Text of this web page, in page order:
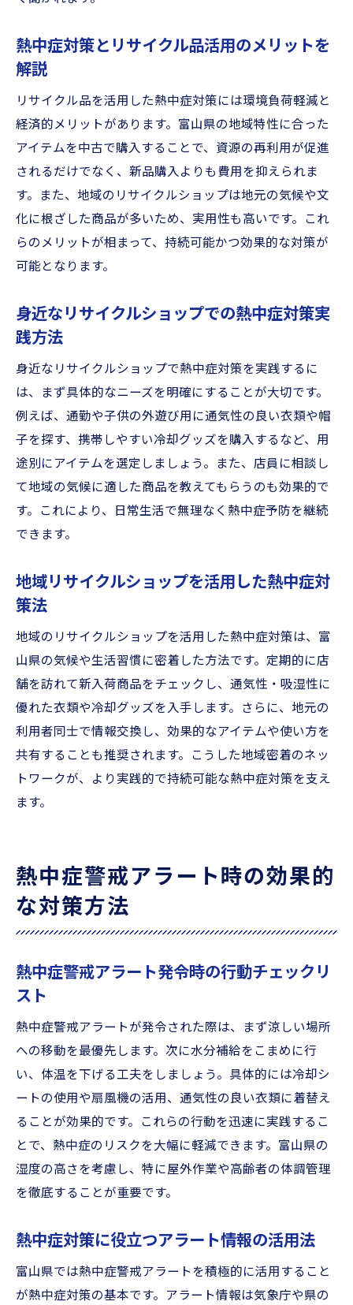
熱中症対策とリサイクル品活用のメリットを
解説
リサイクル品を活用した熱中症対策には環境負荷軽減と
経済的メリットがあります。富山県の地域特性に合った
アイテムを中古で購入することで、資源の再利用が促進
されるだけでなく、新品購入よりも費用を抑えられま
す。また、地域のリサイクルショップは地元の気候や文
化に根ざした商品が多いため、実用性も高いです。これ
らのメリットが相まって、持続可能かつ効果的な対策が
可能となります。
身近なリサイクルショップでの熱中症対策実
践方法
身近なリサイクルショップで熱中症対策を実践するに
は、まず具体的なニーズを明確にすることが大切です。
例えば、通勤や子供の外遊び用に通気性の良い衣類や帽
子を探す、携帯しやすい冷却グッズを購入するなど、用
途別にアイテムを選定しましょう。また、店員に相談し
て地域の気候に適した商品を教えてもらうのも効果的で
す。これにより、日常生活で無理なく熱中症予防を継続
できます。
地域リサイクルショップを活用した熱中症対
策法
地域のリサイクルショップを活用した熱中症対策は、富
山県の気候や生活習慣に密着した方法です。定期的に店
舗を訪れて新入荷商品をチェックし、通気性・吸湿性に
優れた衣類や冷却グッズを入手します。さらに、地元の
利用者同士で情報交換し、効果的なアイテムや使い方を
共有することも推奨されます。こうした地域密着のネッ
トワークが、より実践的で持続可能な熱中症対策を支え
ます。
熱中症警戒アラート時の効果的
な対策方法
熱中症警戒アラート発令時の行動チェックリ
スト
熱中症警戒アラートが発令された際は、まず涼しい場所
への移動を最優先します。次に水分補給をこまめに行
い、体温を下げる工夫をしましょう。具体的には冷却シ
ートの使用や扇風機の活用、通気性の良い衣類に着替え
ることが効果的です。これらの行動を迅速に実践するこ
とで、熱中症のリスクを大幅に軽減できます。富山県の
湿度の高さを考慮し、特に屋外作業や高齢者の体調管理
を徹底することが重要です。
熱中症対策に役立つアラート情報の活用法
富山県では熱中症警戒アラートを積極的に活用すること
が熱中症対策の基本です。アラート情報は気象庁や県の